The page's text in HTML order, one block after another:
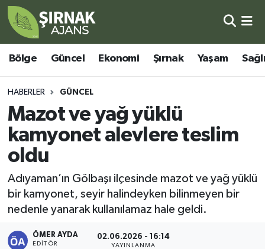
Bölge Güncel Ekonomi Şırnak Yaşam
HABERLER GÜNCEL
Mazot ve yağ yüklü
kamyonet alevlere teslim
oldu
Adıyaman’ın Gölbaşı ilçesinde mazot ve yağ yüklü
bir kamyonet, seyir halindeyken bilinmeyen bir
nedenle yanarak kullanılamaz hale geldi.
ÖMER AYDA
EDITÖR
02.06.2026 - 16:14
YAYINLANMA
Bölge
Güncel
Ekonomi
Şırnak
Yaşam
Sağlık
Şırnak Nöbetçi Eczaneler
Şırnak Hava Durumu
Şirnak Namaz Vakitleri
Şırnak Trafik Yoğunluk Haritası
Süper Lig Puan Durumu ve Fikstür
Tüm Manşetler